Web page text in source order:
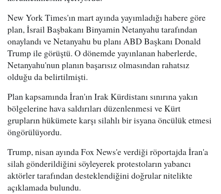
New York Times'ın mart ayında yayımladığı habere göre
plan, İsrail Başbakanı Binyamin Netanyahu tarafından
onaylandı ve Netanyahu bu planı ABD Başkanı Donald
Trump ile görüştü. O dönemde yayınlanan haberlerde,
Netanyahu'nun planın başarısız olmasından rahatsız
olduğu da belirtilmişti.
Plan kapsamında İran'ın Irak Kürdistanı sınırına yakın
bölgelerine hava saldırıları düzenlenmesi ve Kürt
grupların hükümete karşı silahlı bir isyana öncülük etmesi
öngörülüyordu.
Trump, nisan ayında Fox News'e verdiği röportajda İran'a
silah gönderildiğini söyleyerek protestoların yabancı
aktörler tarafından desteklendiğini doğrular nitelikte
açıklamada bulundu.